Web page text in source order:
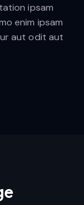
ipsam
enim ipsam
aut odit aut